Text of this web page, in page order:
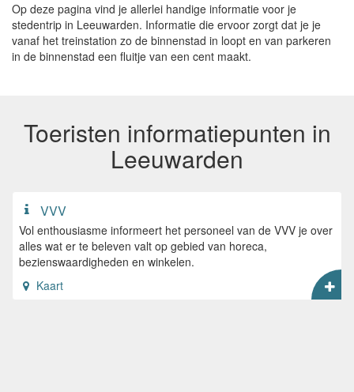
Op deze pagina vind je allerlei handige informatie voor je
stedentrip in Leeuwarden. Informatie die ervoor zorgt dat je je
vanaf het treinstation zo de binnenstad in loopt en van parkeren
in de binnenstad een fluitje van een cent maakt.
Toeristen informatiepunten in
Leeuwarden
VVV
Vol enthousiasme informeert het personeel van de VVV je over
alles wat er te beleven valt op gebied van horeca,
bezienswaardigheden en winkelen.
Kaart